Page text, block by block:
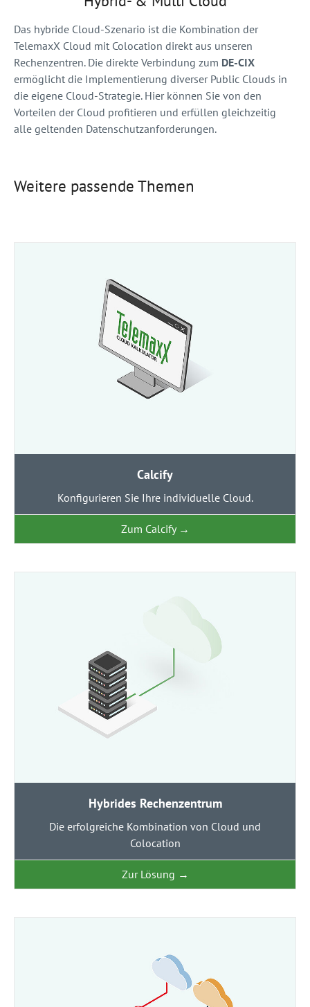
Das hybride Cloud-Szenario ist die Kombination der
TelemaxX Cloud mit Colocation direkt aus unseren
Rechenzentren. Die direkte Verbindung zum DE-CIX
ermöglicht die Implementierung diverser Public Clouds in
die eigene Cloud-Strategie. Hier können Sie von den
Vorteilen der Cloud profitieren und erfüllen gleichzeitig
alle geltenden Datenschutzanforderungen.
Weitere passende Themen
Calcify
Konfigurieren Sie Ihre individuelle Cloud.
Zum Calcify →
Hybrides Rechenzentrum
Die erfolgreiche Kombination von Cloud und
Colocation
Zur Lösung →